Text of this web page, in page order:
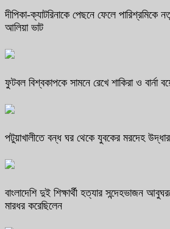
দীপিকা-ক্যাটরিনাকে পেছনে ফেলে
আলিয়া ভাট
ফুটবল বিশ্বকাপকে সামনে রেখে শাকিরা ও বার্না
পটুয়াখালীতে বন্ধ ঘর থেকে যুবকের মরদেহ
বাংলাদেশি দুই শিক্ষার্থী হত্যার সন্দেহভাজন
মারধর করেছিলেন